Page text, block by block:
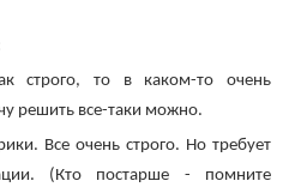
строго, то в каком-то очень
решить все-таки можно.
Все очень строго. Но требует
(Кто постарше - помните